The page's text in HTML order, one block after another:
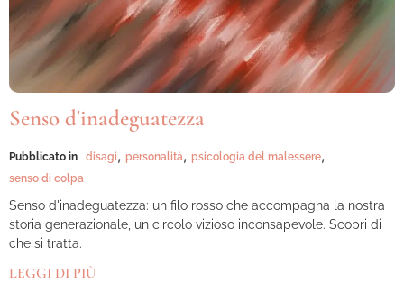
Senso d'inadeguatezza
Pubblicato in disagi, personalità, psicologia del malessere,
senso di colpa
Senso d'inadeguatezza: un filo rosso che accompagna la nostra
storia generazionale, un circolo vizioso inconsapevole. Scopri di
che si tratta.
LEGGI DI PIÙ